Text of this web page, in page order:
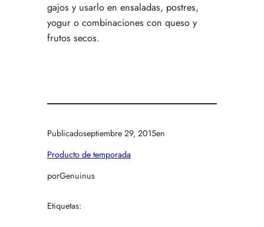
gajos y usarlo en ensaladas, postres,
yogur o combinaciones con queso y
frutos secos.
Publicadoseptiembre 29, 2015en
Producto de temporada
porGenuinus
Etiquetas: